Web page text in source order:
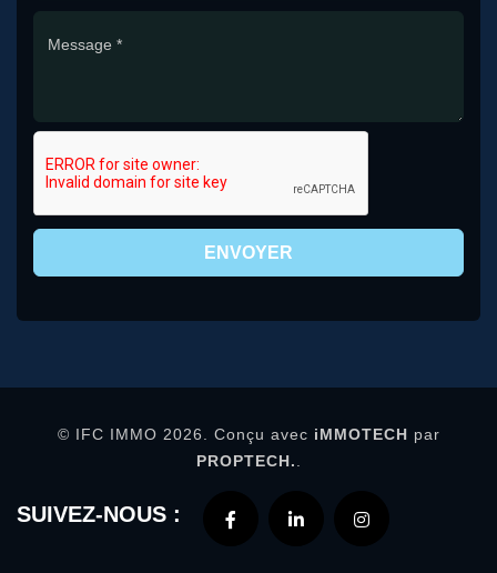
ENVOYER
© IFC IMMO 2026. Conçu avec iMMOTECH par
PROPTECH.
SUIVEZ-NOUS :